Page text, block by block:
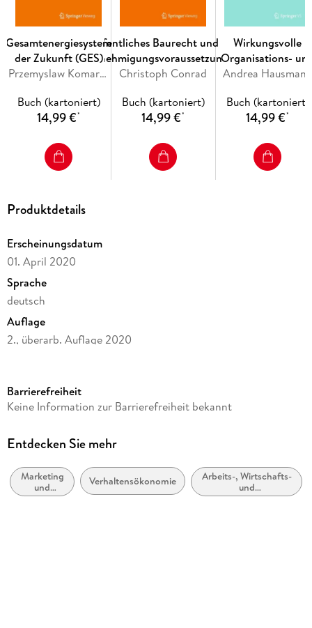
Business Analytics bei einem großen Internet-Versandhandel
tätig.
Inhaltsverzeichnis
(Preisdesign-)Parameter zur Gestaltung von
Preisinformationen. - Prozess der Verarbeitung von
Profite als Ergebnis der Preisgestaltung.
Gesamtenergiesystem
der Zukunft (GES)
Przemyslaw Komarnicki, Michael Kranhold, Zbigniew A. Styczynski
Buch (kartoniert)
14,99 €*
Öffentliches Baurecht und die
Genehmigungsvoraussetzungen
Christoph Conrad
Buch (kartoniert)
14,99 €*
Wirkungsvolle
Organisations-
Andrea Hausmann
Buch (kartoniert)
14,99 €*
Produktdetails
Erscheinungsdatum
01. April 2020
Sprache
deutsch
Auflage
2., überarb. Auflage 2020
Reihe
Autor/Autorin
Verlag/Hersteller
Springer VS
Barrierefreiheit
Keine Information zur Barrierefreiheit bekannt
Entdecken Sie mehr
Marketing
und
Vertrieb
Verhaltensökonomie
Arbeits-, Wirtschafts-
und
Organisationspsychologie